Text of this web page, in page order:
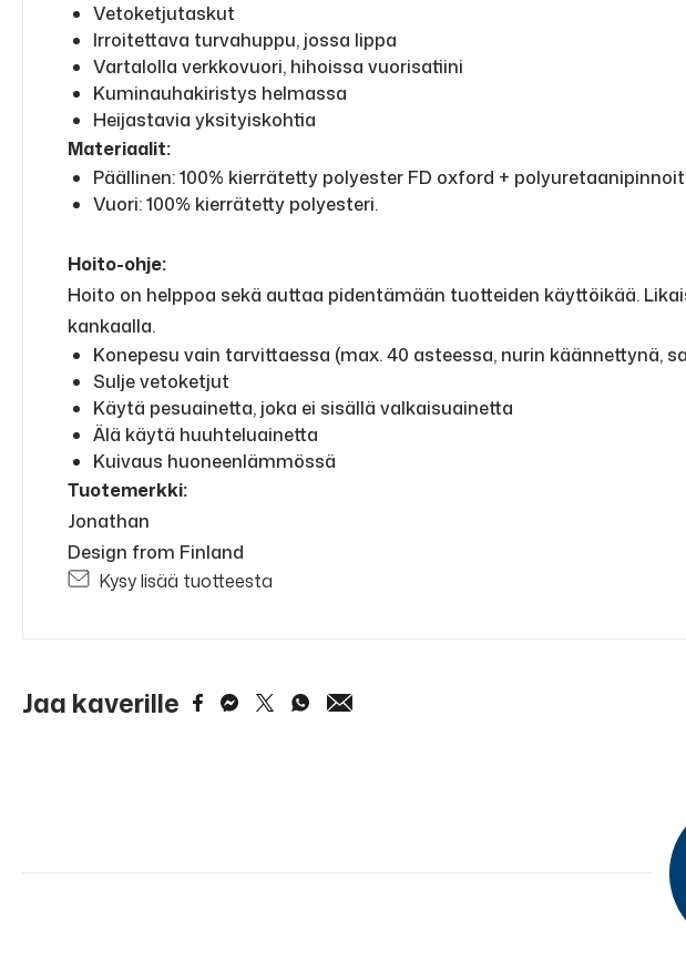
Vetoketjutaskut
Irroitettava turvahuppu, jossa lippa
Vartalolla verkkovuori, hihoissa vuorisatiini
Kuminauhakiristys helmassa
Heijastavia yksityiskohtia
Materiaalit:
Päällinen: 100% kierrätetty polyester FD oxford +
Vuori: 100% kierrätetty polyesteri.
Hoito-ohje:
Hoito on helppoa sekä auttaa pidentämään tuotteiden käyttöikää.
kankaalla.
Konepesu vain tarvittaessa (max. 40 asteessa, nurin käännettynä,
Sulje vetoketjut
Käytä pesuainetta, joka ei sisällä valkaisuainetta
Älä käytä huuhteluainetta
Kuivaus huoneenlämmössä
Tuotemerkki:
Jonathan
Design from Finland
Kysy lisää tuotteesta
Jaa kaverille